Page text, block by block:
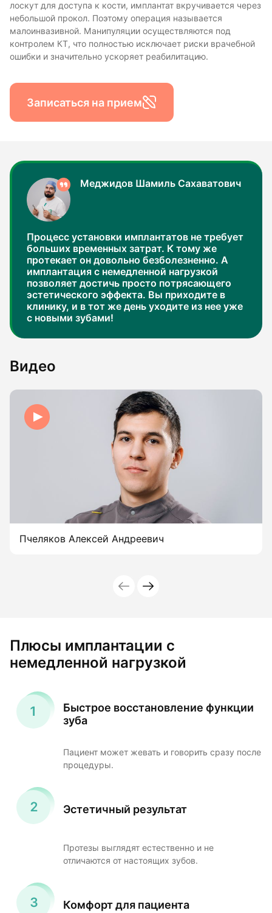
лоскут для доступа к кости, имплантат вкручивается через
небольшой прокол. Поэтому операция называется
малоинвазивной. Манипуляции осуществляются под
контролем КТ, что полностью исключает риски врачебной
ошибки и значительно ускоряет реабилитацию.
Записаться на прием
Меджидов Шамиль Сахаватович
Процесс установки имплантатов не требует
больших временных затрат. К тому же
протекает он довольно безболезненно. А
имплантация с немедленной нагрузкой
позволяет достичь просто потрясающего
эстетического эффекта. Вы приходите в
клинику, и в тот же день уходите из нее уже
с новыми зубами!
Видео
Пчеляков Алексей Андреевич
Плюсы имплантации с
немедленной нагрузкой
Быстрое восстановление функции
зуба
Пациент может жевать и говорить сразу после
процедуры.
Эстетичный результат
Протезы выглядят естественно и не
отличаются от настоящих зубов.
Комфорт для пациента